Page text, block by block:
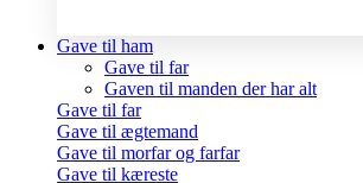
Gave til ham
Gave til far
Gaven til manden der har alt
Gave til far
Gave til ægtemand
Gave til morfar og farfar
Gave til kæreste